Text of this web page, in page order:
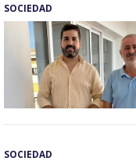
SOCIEDAD
SOCIEDAD